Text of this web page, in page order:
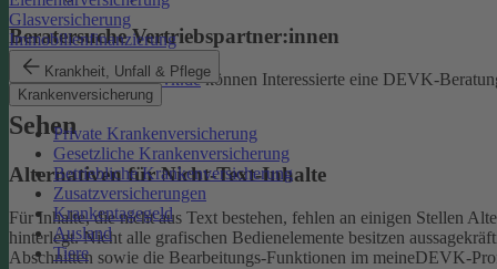
Glasversicherung
Immobilienfinanzierung
Krankheit, Unfall & Pflege
Krankenversicherung
Private Krankenversicherung
Gesetzliche Krankenversicherung
Betriebliche Krankenversicherung
Zusatzversicherungen
Krankentagegeld
Ausland
Tiere
Beratersuche Vertriebspartner:innen
Unterberatersuche.devk.dekönnen Interessierte eine DEVK-
Sehen
Alternativen für Nicht-Text-Inhalte
Für Inhalte, die nicht aus Text bestehen, fehlen an einigen Stellen
hinterlegt.Nicht alle grafischen Bedienelemente besitzen
Abschnitten sowie die Bearbeitungs-Funktionen im meineDEVK-